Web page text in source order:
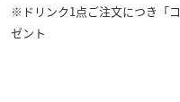
※ドリンク1点ご注文につき「
ゼント